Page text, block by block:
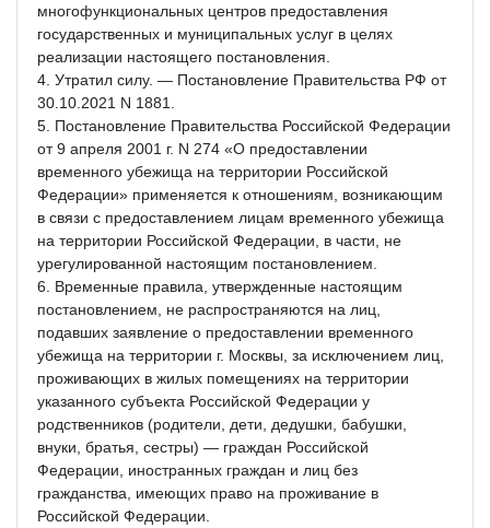
многофункциональных центров предоставления
государственных и муниципальных услуг в целях
реализации настоящего постановления.
4. Утратил силу. — Постановление Правительства РФ от
30.10.2021 N 1881.
5. Постановление Правительства Российской Федерации
от 9 апреля 2001 г. N 274 «О предоставлении
временного убежища на территории Российской
Федерации» применяется к отношениям, возникающим
в связи с предоставлением лицам временного убежища
на территории Российской Федерации, в части, не
урегулированной настоящим постановлением.
6. Временные правила, утвержденные настоящим
постановлением, не распространяются на лиц,
подавших заявление о предоставлении временного
убежища на территории г. Москвы, за исключением лиц,
проживающих в жилых помещениях на территории
указанного субъекта Российской Федерации у
родственников (родители, дети, дедушки, бабушки,
внуки, братья, сестры) — граждан Российской
Федерации, иностранных граждан и лиц без
гражданства, имеющих право на проживание в
Российской Федерации.